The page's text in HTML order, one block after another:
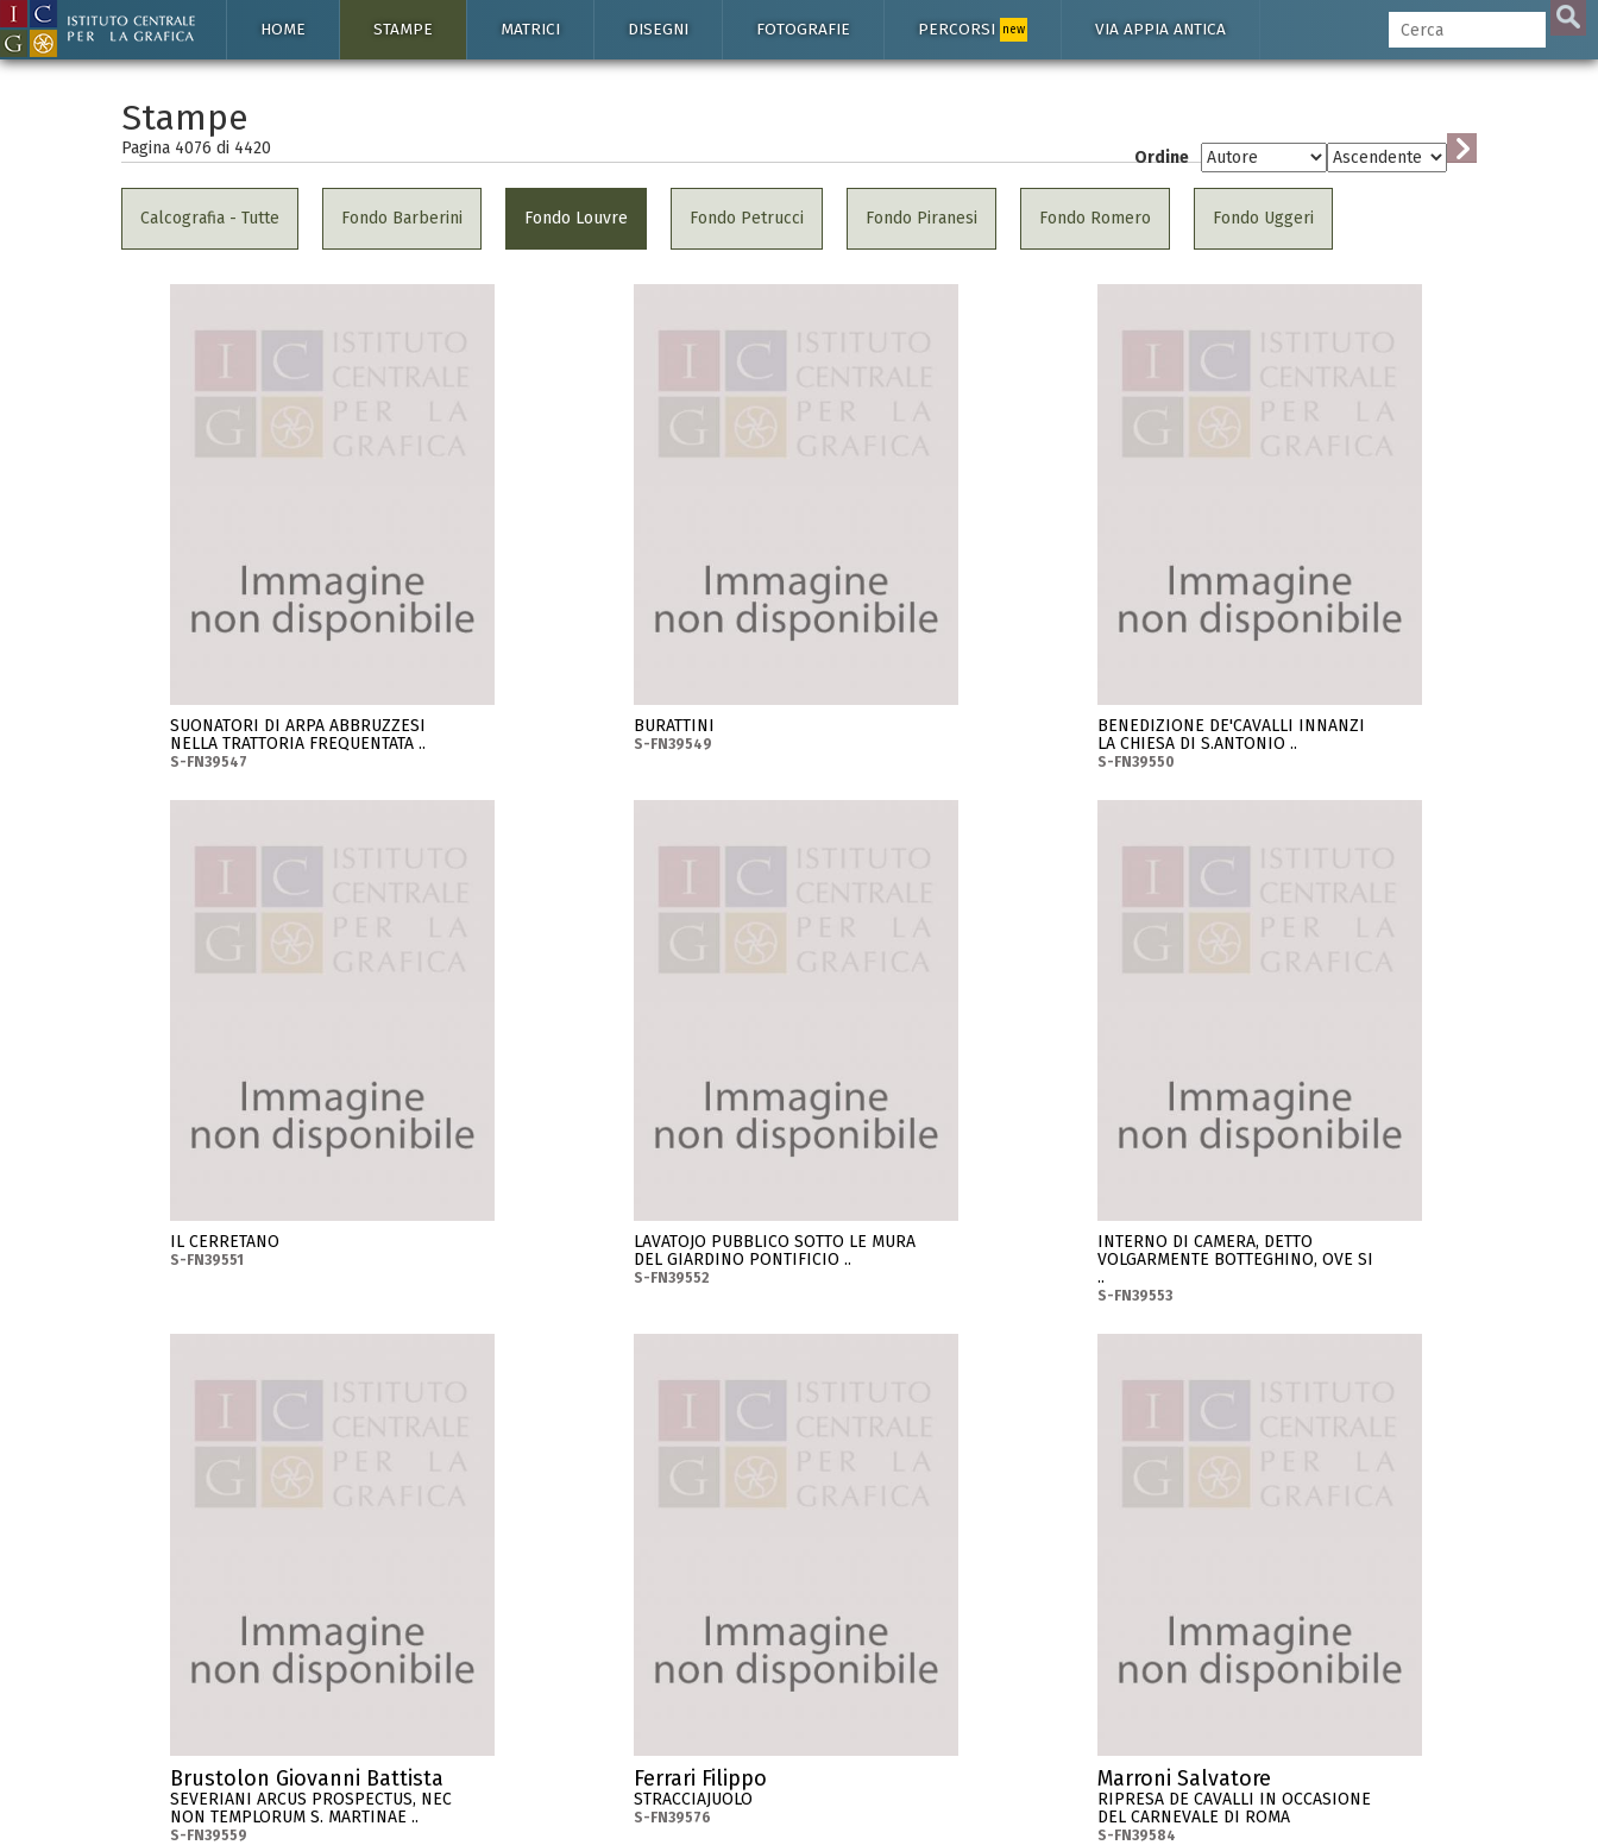
HOME STAMPE MATRICI DISEGNI FOTOGRAFIE PERCORSI new VIA APPIA ANTICA
Stampe
Pagina 4076 di 4420 Ordine
Calcografia - Tutte Fondo Barberini Fondo Louvre Fondo Petrucci Fondo Piranesi Fondo Romero Fondo Uggeri
SUONATORI DI ARPA ABBRUZZESI
NELLA TRATTORIA FREQUENTATA ..
S-FN39547
BURATTINI
S-FN39549
BENEDIZIONE DE'CAVALLI INNANZI
LA CHIESA DI S.ANTONIO ..
S-FN39550
IL CERRETANO
S-FN39551
LAVATOJO PUBBLICO SOTTO LE MURA
DEL GIARDINO PONTIFICIO ..
S-FN39552
INTERNO DI CAMERA, DETTO
VOLGARMENTE BOTTEGHINO, OVE SI
..
S-FN39553
Brustolon Giovanni Battista
SEVERIANI ARCUS PROSPECTUS, NEC
NON TEMPLORUM S. MARTINAE ..
S-FN39559
Ferrari Filippo
STRACCIAJUOLO
S-FN39576
Marroni Salvatore
RIPRESA DE CAVALLI IN OCCASIONE
DEL CARNEVALE DI ROMA
S-FN39584